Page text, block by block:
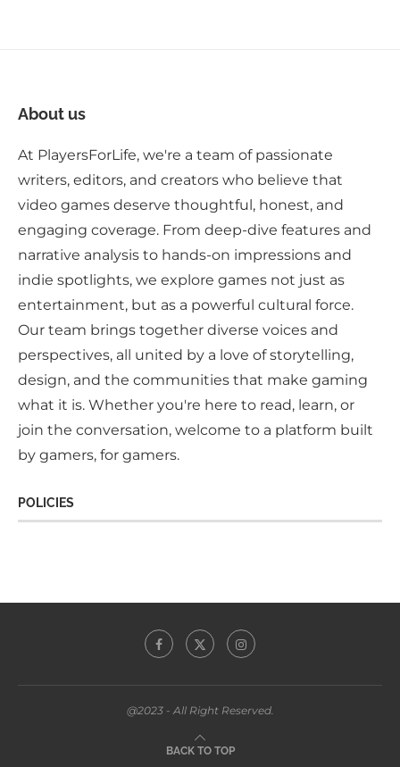
About us
At PlayersForLife, we're a team of passionate
writers, editors, and creators who believe that
video games deserve thoughtful, honest, and
engaging coverage. From deep-dive features and
narrative analysis to hands-on impressions and
indie spotlights, we explore games not just as
entertainment, but as a powerful cultural force.
Our team brings together diverse voices and
perspectives, all united by a love of storytelling,
design, and the communities that make gaming
what it is. Whether you're here to read, learn, or
join the conversation, welcome to a platform built
by gamers, for gamers.
POLICIES
@2023 - All Right Reserved.
BACK TO TOP